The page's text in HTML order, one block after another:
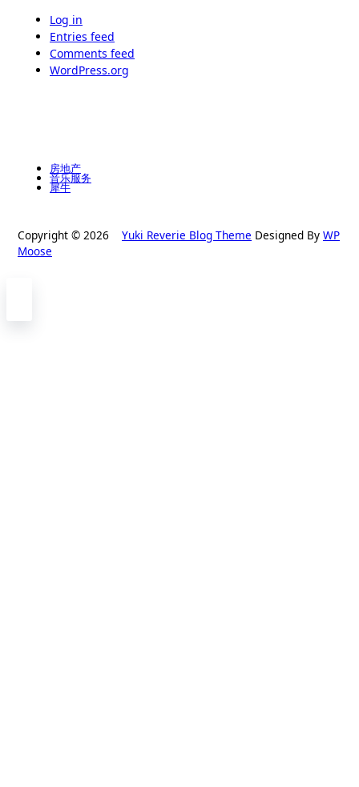
Log in
Entries feed
Comments feed
WordPress.org
房地产
音乐服务
犀牛
Copyright © 2026 Yuki Reverie Blog Theme Designed By WP
Moose